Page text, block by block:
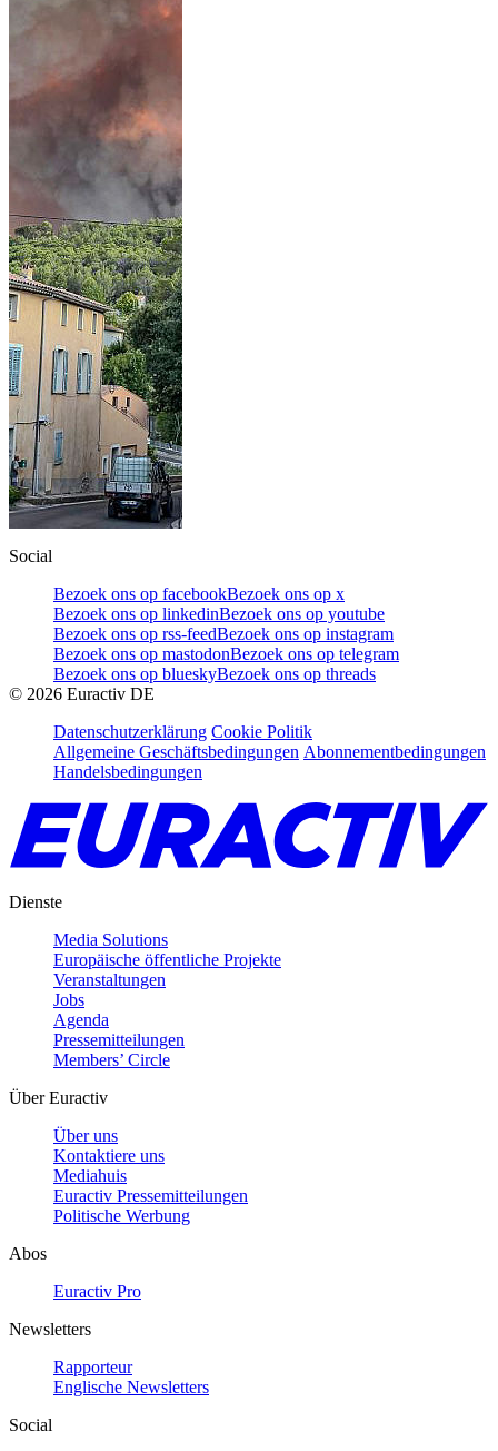
Social
Bezoek ons op facebookBezoek ons op x
Bezoek ons op linkedinBezoek ons op youtube
Bezoek ons op rss-feedBezoek ons op instagram
Bezoek ons op mastodonBezoek ons op telegram
Bezoek ons op blueskyBezoek ons op threads
© 2026 Euractiv DE
Datenschutzerklärung Cookie Politik
Allgemeine Geschäftsbedingungen Abonnementbedingungen
Handelsbedingungen
Dienste
Media Solutions
Europäische öffentliche Projekte
Veranstaltungen
Jobs
Agenda
Pressemitteilungen
Members’ Circle
Über Euractiv
Über uns
Kontaktiere uns
Mediahuis
Euractiv Pressemitteilungen
Politische Werbung
Abos
Euractiv Pro
Newsletters
Rapporteur
Englische Newsletters
Social